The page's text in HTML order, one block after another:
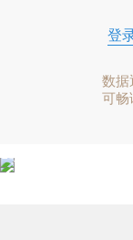
登
数据
可畅